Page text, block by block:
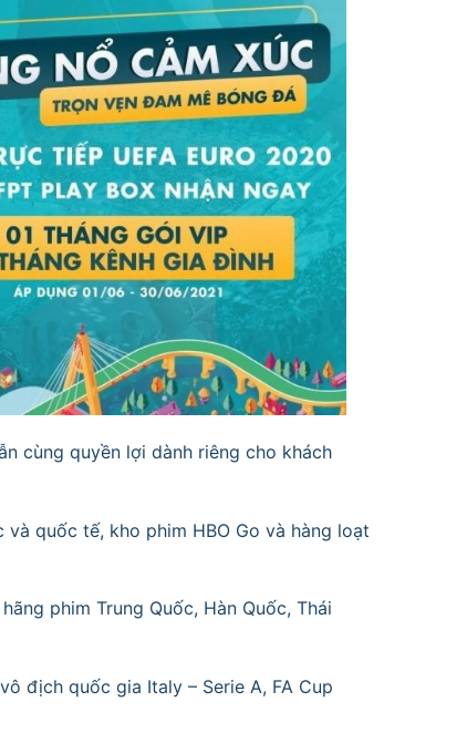
cùng quyền lợi dành riêng cho khách
quốc tế, kho phim HBO Go và hàng loạt
phim Trung Quốc, Hàn Quốc, Thái
địch quốc gia Italy – Serie A, FA Cup